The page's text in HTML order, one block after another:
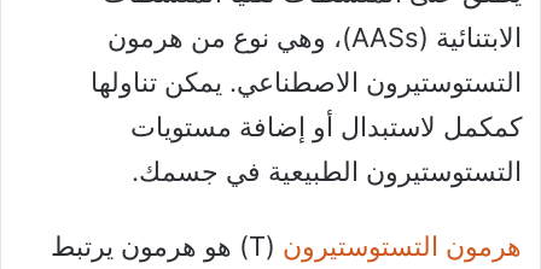
الابتنائية (AASs)، وهي نوع من هرمون
التستوستيرون الاصطناعي. يمكن تناولها
كمكمل لاستبدال أو إضافة مستويات
التستوستيرون الطبيعية في جسمك.
هرمون التستوستيرون
(T) هو هرمون يرتبط